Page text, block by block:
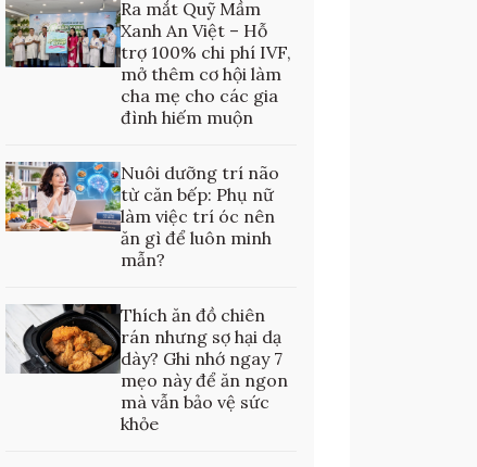
Ra mắt Quỹ Mầm
Xanh An Việt – Hỗ
trợ 100% chi phí IVF,
mở thêm cơ hội làm
cha mẹ cho các gia
đình hiếm muộn
Nuôi dưỡng trí não
từ căn bếp: Phụ nữ
làm việc trí óc nên
ăn gì để luôn minh
mẫn?
Thích ăn đồ chiên
rán nhưng sợ hại dạ
dày? Ghi nhớ ngay 7
mẹo này để ăn ngon
mà vẫn bảo vệ sức
khỏe